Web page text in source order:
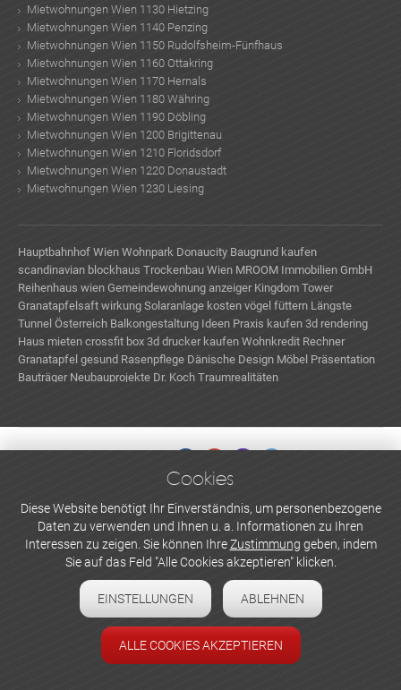
Mietwohnungen Wien 1130 Hietzing
Mietwohnungen Wien 1140 Penzing
Mietwohnungen Wien 1150 Rudolfsheim-Fünfhaus
Mietwohnungen Wien 1160 Ottakring
Mietwohnungen Wien 1170 Hernals
Mietwohnungen Wien 1180 Währing
Mietwohnungen Wien 1190 Döbling
Mietwohnungen Wien 1200 Brigittenau
Mietwohnungen Wien 1210 Floridsdorf
Mietwohnungen Wien 1220 Donaustadt
Mietwohnungen Wien 1230 Liesing
Hauptbahnhof Wien Wohnpark Donaucity Baugrund kaufen
scandinavian blockhaus Trockenbau Wien MROOM Immobilien GmbH
Reihenhaus wien Gemeindewohnung anzeiger Kingdom Tower
Granatapfelsaft wirkung Solaranlage kosten vögel füttern Längste
Tunnel Österreich Balkongestaltung Ideen Praxis kaufen 3d rendering
Haus mieten crossfit box 3d drucker kaufen Wohnkredit Rechner
Granatapfel gesund Rasenpflege Dänische Design Möbel Präsentation
Bauträger Neubauprojekte Dr. Koch Traumrealitäten
WERBEN UND INSERIEREN
Newsletter abonnieren
Datenschutzerklärung
Cookie-Einstellungen
Cookies
Diese Website benötigt Ihr Einverständnis, um personenbezogene
Daten zu verwenden und Ihnen u. a. Informationen zu Ihren
Interessen zu zeigen. Sie können IhreZustimmung geben, indem
Sie auf das Feld "Alle Cookies akzeptieren" klicken.
EINSTELLUNGEN ABLEHNEN
ALLE COOKIES AKZEPTIEREN